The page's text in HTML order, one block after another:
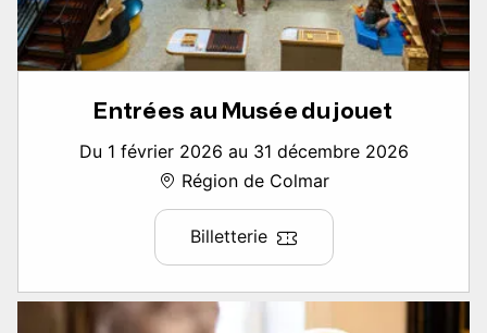
Entrées au Musée du jouet
Du 1 février 2026 au 31 décembre 2026
Région de Colmar
Billetterie